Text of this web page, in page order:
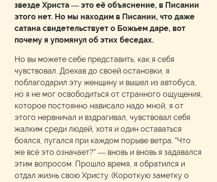
звезде Христа — это её объяснение, в Писании
этого нет. Но мы находим в Писании, что даже
сатана свидетельствует о Божьем даре, вот
почему я упомянул об этих беседах.
Но вы можете себе представить, как я себя
чувствовал. Доехав до своей остановки, я
поблагодарил эту женщину и вышел из автобуса,
но я не мог освободиться от странного ощущения,
которое постоянно нависало надо мной, я от
этого нервничал и вздрагивал, чувствовал себя
жалким среди людей, хотя и один оставаться
боялся, пугался при каждом порыве ветра. "Что
же всё это означает?" — вновь и вновь я задавался
этим вопросом. Прошло время, я обратился и
отдал жизнь свою Христу. (Короткую заметку о